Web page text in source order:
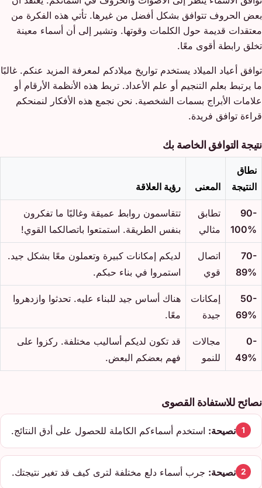
بعض الحروف تتوافق بشكل أفضل من غيرها. تأتي هذه الفكرة من
معتقدات قديمة حول الكلمات وقوتها. وتشير إلى أن أسماء معينة
تخلق رابطة أقوى معًا.
توافق أعياد الميلاد يستخدم تواريخ ميلادكم لمعرفة المزيد عنكم. غالبًا
ما يرتبط بعلم التنجيم أو علم الأعداد. تربط هذه الأنظمة الأرقام أو
علامات الأبراج بسمات الشخصية. نحن نجمع هذه الأفكار لنمنحكم
قراءة توافق فريدة.
نتيجة التوافق الخاصة بك
نطاق
النتيجة
المعنى رؤية العلاقة
90-
100%
تطابق
مثالي
تتقاسمون روابط عميقة وغالبًا ما تفكرون
بنفس الطريقة. استمتعوا باتصالكما القوي!
70-
89%
اتصال
قوي
لديكم إمكانات كبيرة وتعملون معًا بشكل جيد.
استمروا في بناء حبكم.
50-
69%
إمكانات
جيدة
هناك أساس جيد للبناء عليه. تحدثوا وازدهروا
معًا.
0-
49%
مجالات
للنمو
قد تكون لديكم أساليب مختلفة. ركزوا على
فهم بعضكم البعض.
نصائح للاستفادة القصوى
1 نصيحة: استخدم أسماءكم الكاملة للحصول على أدق النتائج.
2 نصيحة: جرب أسماء دلع مختلفة لترى كيف قد تغير نتيجتك.